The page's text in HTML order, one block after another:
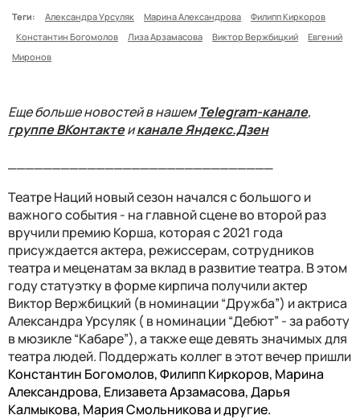
Теги:
Александра Урсуляк Марина Александрова
Филипп Киркоров
Константин Богомолов
Лиза Арзамасова Виктор Вержбицкий
Евгений
Миронов
Еще больше новостей в нашемTelegram-канале,
группе ВКонтактеиканале Яндекс.Дзен
Театре Наций новый сезон начался с большого и
важного события - на главной сцене во второй раз
вручили премию Корша, которая с 2021 года
присуждается актера, режиссерам, сотрудников
театра и меценатам за вклад в развитие театра. В этом
году статуэтку в форме кирпича получили актер
Виктор Вержбицкий (в номинации “Дружба”) и актриса
Александра Урсуляк ( в номинации “Дебют” - за работу
в мюзикле “Кабаре”), а также еще девять значимых для
театра людей. Поддержать коллег в этот вечер пришли
Константин Богомолов, Филипп Киркоров, Марина
Александрова, Елизавета Арзамасова, Дарья
Калмыкова, Мария Смольникова и другие.